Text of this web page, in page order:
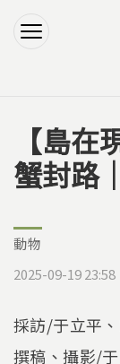
您在這裡
【島
蟹封路
動物
2025-09-19 23:58
採訪/于立平
撰稿、攝影/